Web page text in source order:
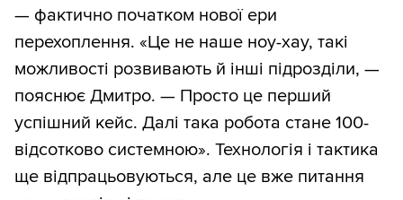
— фактично початком нової ери
перехоплення. «Це не наше ноу-хау, такі
можливості розвивають й інші підрозділи, —
пояснює Дмитро. — Просто це перший
успішний кейс. Далі така робота стане 100-
відсотково системною». Технологія і тактика
ще відпрацьовуються, але це вже питання